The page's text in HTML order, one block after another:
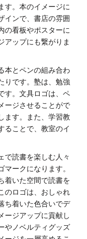
す。本のイメージに
インで、書店の雰囲
の看板やポスターに
アップにも繋がりま
本とペンの組み合わ
りです。塾は、勉強
す。文具ロゴは、ペ
ージさせることがで
ます。また、学習教
ることで、教室のイ
で読書を楽しむ人々
ークになります。
着いた空間で読書を
のロゴは、おしゃれ
ち着いた色合いでデ
ージアップに貢献し
やノベルティグッズ